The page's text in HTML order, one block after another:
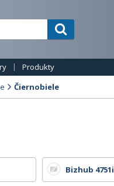
Produkty
Čiernobiele
Bizhub 4751i